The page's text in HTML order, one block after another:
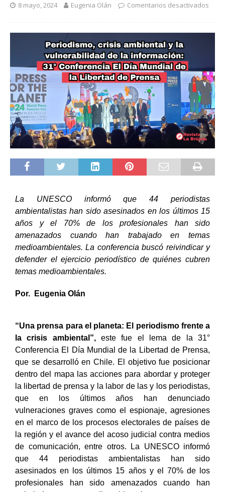
8 mayo, 2024 Eugenia Olán Comentarios desactivados
La UNESCO informó que 44 periodistas
ambientalistas han sido asesinados en los últimos 15
años y el 70% de los profesionales han sido
amenazados cuando han trabajado en temas
medioambientales. La conferencia buscó reivindicar y
defender el ejercicio periodístico de quiénes cubren
temas medioambientales.
Por. Eugenia Olán
“Una prensa para el planeta: El periodismo frente a
la crisis ambiental”, este fue el lema de la 31°
Conferencia El Día Mundial de la Libertad de Prensa,
que se desarrolló en Chile. El objetivo fue posicionar
dentro del mapa las acciones para abordar y proteger
la libertad de prensa y la labor de las y los periodistas,
que en los últimos años han denunciado
vulneraciones graves como el espionaje, agresiones
en el marco de los procesos electorales de países de
la región y el avance del acoso judicial contra medios
de comunicación, entre otros. La UNESCO informó
que 44 periodistas ambientalistas han sido
asesinados en los últimos 15 años y el 70% de los
profesionales han sido amenazados cuando han